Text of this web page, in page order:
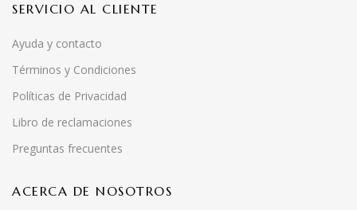
SERVICIO AL CLIENTE
Ayuda y contacto
Términos y Condiciones
Políticas de Privacidad
Libro de reclamaciones
Preguntas frecuentes
ACERCA DE NOSOTROS